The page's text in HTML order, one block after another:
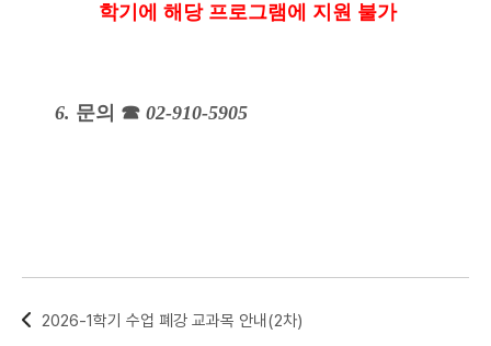
학기에 해당 프로그램에 지원 불가
6. 문의 ☎ 02-910-5905
2026-1학기 수업 폐강 교과목 안내(2차)